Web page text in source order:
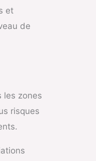
et
de
les zones
risques